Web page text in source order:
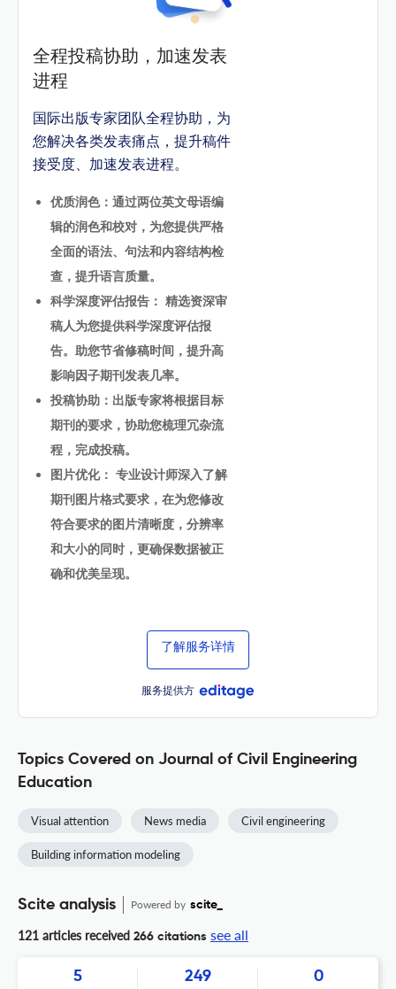
全程投稿协助，加速发表
进程
国际出版专家团队全程协助，为
您解决各类发表痛点，提升稿件
接受度、加速发表进程。
优质润色：通过两位英文母语编
辑的润色和校对，为您提供严格
全面的语法、句法和内容结构检
查，提升语言质量。
科学深度评估报告： 精选资深审
稿人为您提供科学深度评估报
告。助您节省修稿时间，提升高
影响因子期刊发表几率。
投稿协助：出版专家将根据目标
期刊的要求，协助您梳理冗杂流
程，完成投稿。
图片优化： 专业设计师深入了解
期刊图片格式要求，在为您修改
符合要求的图片清晰度，分辨率
和大小的同时，更确保数据被正
确和优美呈现。
了解服务详情
服务提供方
Topics Covered on Journal of Civil Engineering
Education
Visual attention News media Civil engineering
Building information modeling
Scite analysis Powered by scite_
121 articles received 266 citations see all
5 249 0